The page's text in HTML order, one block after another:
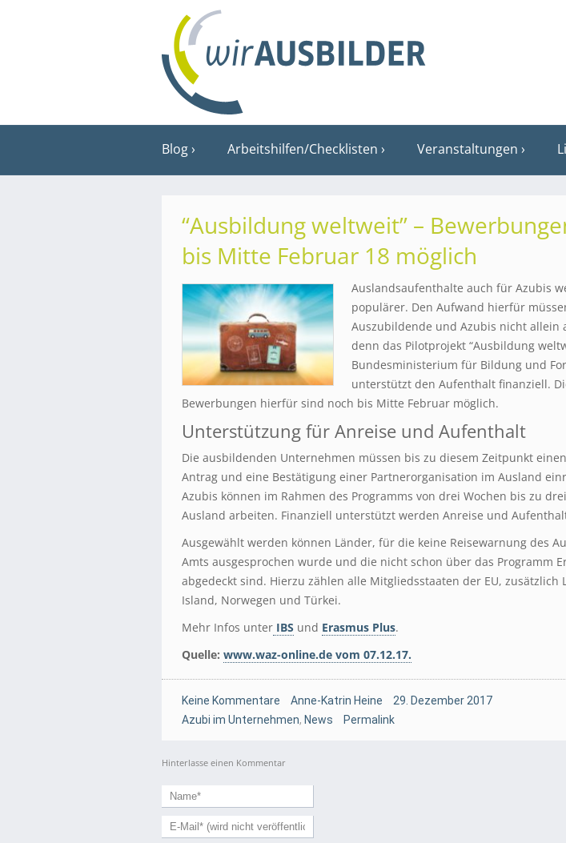
Blog Arbeitshilfen/Checklisten Veranstaltungen
“Ausbildung weltweit” –
bis Mitte Februar 18 möglich
Auslandsaufenthalte auch für Azubis
populärer. Den Aufwand hierfür
Auszubildende und Azubis nicht allein
denn das Pilotprojekt “Ausbildung
Bundesministerium für Bildung und
unterstützt den Aufenthalt finanziell.
Bewerbungen hierfür sind noch bis Mitte Februar möglich.
Unterstützung für Anreise und Aufenthalt
Die ausbildenden Unternehmen müssen bis zu diesem Zeitpunkt
Antrag und eine Bestätigung einer Partnerorganisation im Ausland
Azubis können im Rahmen des Programms von drei Wochen bis zu
Ausland arbeiten. Finanziell unterstützt werden Anreise und
Ausgewählt werden können Länder, für die keine Reisewarnung des
Amts ausgesprochen wurde und die nicht schon über das Programm
abgedeckt sind. Hierzu zählen alle Mitgliedsstaaten der EU, zusätzlich
Island, Norwegen und Türkei.
Mehr Infos unter IBS und Erasmus Plus.
Quelle: www.waz-online.de vom 07.12.17.
Keine Kommentare Anne-Katrin Heine
29. Dezember 2017
Azubi im Unternehmen, News Permalink
Hinterlasse einen Kommentar